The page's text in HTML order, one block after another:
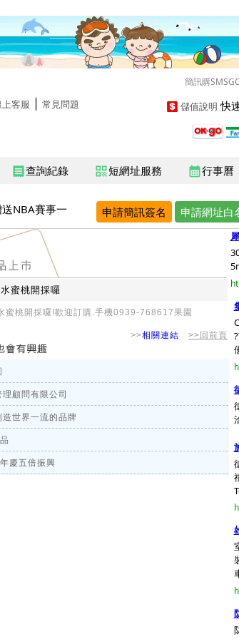
簡訊購
上客服 常見問題 儲值說明 快
receipt 查詢紀錄 qr_code短網址服務 calendar_month行事曆
NBA賽事一 申請簡訊簽名 申請網址白
蜜桃開採囉
蜜桃開採囉!歡迎訂購.手機0939-768617果園
>>相關連結 >>回前頁
顧問有限公司
世界一流的品牌
慶五倍振興